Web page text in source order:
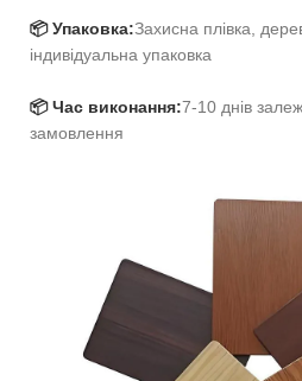
📦 Упаковка:Захисна плівка,
індивідуальна упаковка
📦 Час виконання:7-10 днів
замовлення